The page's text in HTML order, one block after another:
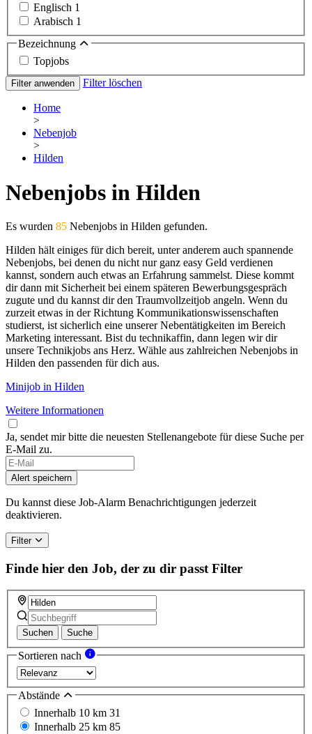
Englisch 1
Arabisch 1
Bezeichnung
Topjobs
Filter anwenden Filter löschen
Home
>
Nebenjob
>
Hilden
Nebenjobs in Hilden
Es wurden 85 Nebenjobs in Hilden gefunden.
Hilden hält einiges für dich bereit, unter anderem auch spannende
Nebenjobs, bei denen du nicht nur ganz easy Geld verdienen
kannst, sondern auch etwas an Erfahrung sammelst. Diese kommt
dir dann mit Sicherheit bei einem späteren Bewerbungsgespräch
zugute und du kannst dir den Traumvollzeitjob angeln. Wenn du
zurzeit etwas in der Richtung Kommunikationswissenschaften
studierst, ist sicherlich eine unserer Nebentätigkeiten im Bereich
Marketing interessant. Bist du technikaffin, dann legen wir dir
unsere Technikjobs ans Herz. Wähle aus zahlreichen Nebenjobs in
Hilden den passenden für dich aus.
Minijob in Hilden
Weitere Informationen
Ja, sendet mir bitte die neuesten Stellenangebote für diese Suche per
E-Mail zu.
If
you
are
a
human,
this
field
Alert speichern
Du kannst diese Job-Alarm Benachrichtigungen jederzeit
deaktivieren.
Filter
Finde hier den Job, der zu dir passt Filter
Suchen Suche
Sortieren nach
Abstände
Innerhalb 10 km 31
Innerhalb 25 km 85